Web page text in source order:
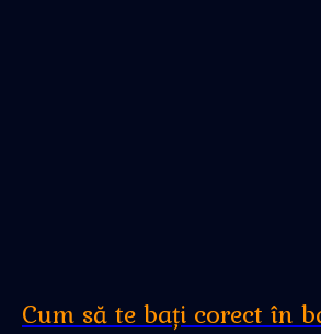
Cum să te bați corect în